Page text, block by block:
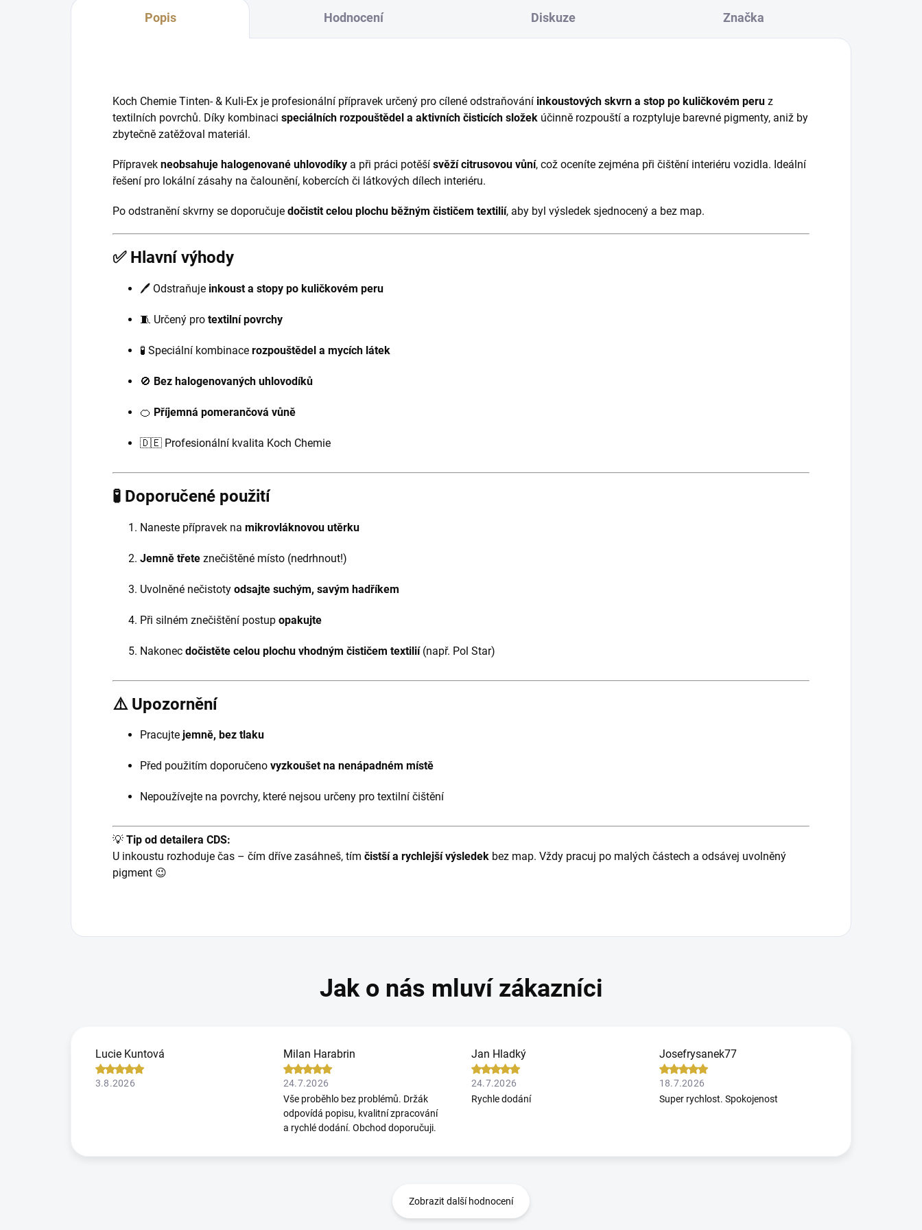
Popis Hodnocení Diskuze Značka
Koch Chemie Tinten- & Kuli-Ex je profesionální přípravek určený pro cílené odstraňování inkoustových skvrn a stop po kuličkovém peru z
textilních povrchů. Díky kombinaci speciálních rozpouštědel a aktivních čisticích složek účinně rozpouští a rozptyluje barevné pigmenty, aniž by
zbytečně zatěžoval materiál.
Přípravek neobsahuje halogenované uhlovodíky a při práci potěší svěží citrusovou vůní, což oceníte zejména při čištění interiéru vozidla. Ideální
řešení pro lokální zásahy na čalounění, kobercích či látkových dílech interiéru.
Po odstranění skvrny se doporučuje dočistit celou plochu běžným čističem textilií, aby byl výsledek sjednocený a bez map.
✅ Hlavní výhody
🖊️ Odstraňuje inkoust a stopy po kuličkovém peru
🧵 Určený pro textilní povrchy
🧪 Speciální kombinace rozpouštědel a mycích látek
🚫 Bez halogenovaných uhlovodíků
🍊 Příjemná pomerančová vůně
🇩🇪 Profesionální kvalita Koch Chemie
🧪 Doporučené použití
Naneste přípravek na mikrovláknovou utěrku
Jemně třete znečištěné místo (nedrhnout!)
Uvolněné nečistoty odsajte suchým, savým hadříkem
Při silném znečištění postup opakujte
Nakonec dočistěte celou plochu vhodným čističem textilií(např. Pol Star)
⚠️ Upozornění
Pracujte jemně, bez tlaku
Před použitím doporučeno vyzkoušet na nenápadném místě
Nepoužívejte na povrchy, které nejsou určeny pro textilní čištění
💡 Tip od detailera CDS:
U inkoustu rozhoduje čas – čím dříve zasáhneš, tím čistší a rychlejší výsledek bez map. Vždy pracuj po malých částech a odsávej uvolněný
pigment 😉
Lucie Kuntová
3.8.2026
Milan Harabrin
24.7.2026
Vše proběhlo bez problémů. Držák
odpovídá popisu, kvalitní zpracování
a rychlé dodání. Obchod doporučuji.
Jan Hladký
24.7.2026
Rychle dodání
Josefrysanek77
18.7.2026
Super rychlost. Spokojenost
Zobrazit další hodnocení